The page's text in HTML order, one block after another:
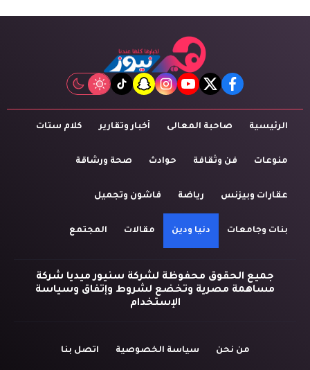
facebook
twitter
youtube
instagram
snapchat
tiktok
الرئيسية صاحبة المعالى أخبار وتقارير كلام ستات
منوعات فن وثقافة حوادث صحة ورشاقة
عقارات وبيزنس رياضة فاشون وتجميل
بنات وجامعات دنيا ودين مقالات المجتمع
جميع الحقوق محفوظة لشركة سنيور ميديا شركة
مساهمة مصرية وتخضع لشروط وإتفاق وسياسة
الإستخدام
من نحن سياسة الخصوصية اتصل بنا